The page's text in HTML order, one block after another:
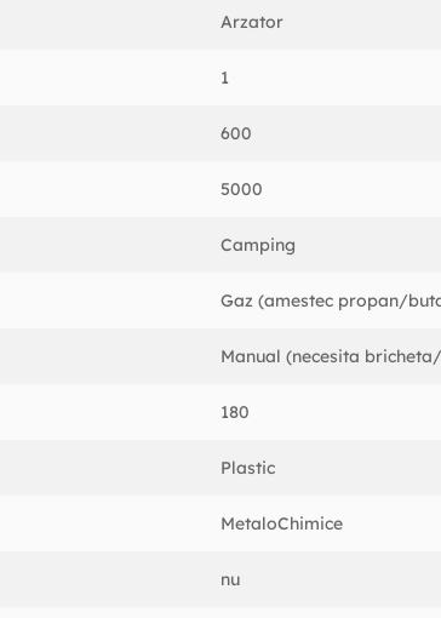
Arzator
1
600
5000
Camping
Gaz (amestec propan/
Manual (necesita
180
Plastic
MetaloChimice
nu